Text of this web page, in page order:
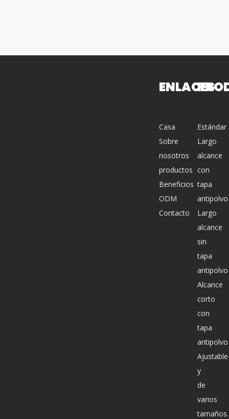
ENLACES
Casa
Sobre
nosotros
productos
Beneficios
ODM
Contacto
Estándar
Largo
alcance
con
tapa
antipolvo
Largo
alcance
sin
tapa
antipolvo
Alcance
corto
con
tapa
antipolvo
Ajustable
y
de
varios
tamaños.